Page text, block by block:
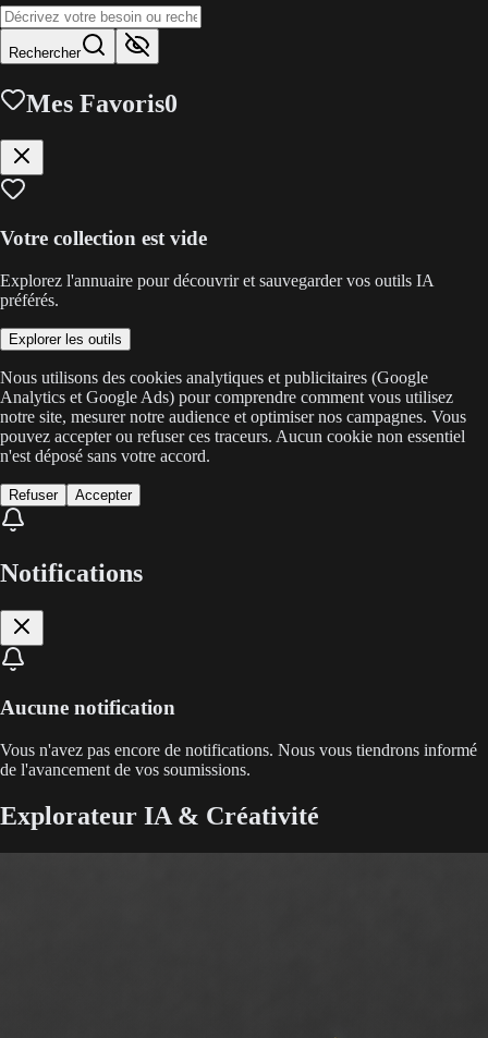
Rechercher
Mes Favoris0
Votre collection est vide
Explorez l'annuaire pour découvrir et sauvegarder vos outils IA
préférés.
Explorer les outils
Nous utilisons des cookies analytiques et publicitaires (Google
Analytics et Google Ads) pour comprendre comment vous utilisez
notre site, mesurer notre audience et optimiser nos campagnes. Vous
pouvez accepter ou refuser ces traceurs. Aucun cookie non essentiel
n'est déposé sans votre accord.
Refuser Accepter
Notifications
Aucune notification
Vous n'avez pas encore de notifications. Nous vous tiendrons informé
de l'avancement de vos soumissions.
Explorateur IA & Créativité